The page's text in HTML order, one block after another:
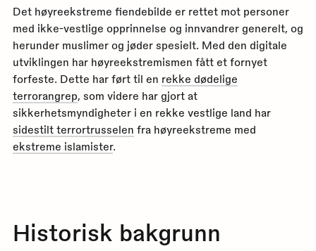
Det høyreekstreme fiendebilde er rettet mot personer
med ikke-vestlige opprinnelse og innvandrer generelt, og
herunder muslimer og jøder spesielt. Med den digitale
utviklingen har høyreekstremismen fått et fornyet
forfeste. Dette har ført til en rekke dødelige
terrorangrep, som videre har gjort at
sikkerhetsmyndigheter i en rekke vestlige land har
sidestilt terrortrusselen fra høyreekstreme med
ekstreme islamister.
Historisk bakgrunn